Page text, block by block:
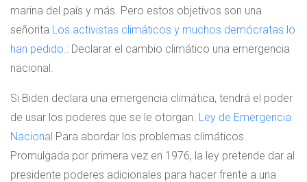
marina del país y más. Pero estos objetivos son una
señorita Los activistas climáticos y muchos demócratas lo
han pedido.: Declarar el cambio climático una emergencia
nacional.
Si Biden declara una emergencia climática, tendrá el poder
de usar los poderes que se le otorgan. Ley de Emergencia
Nacional Para abordar los problemas climáticos.
Promulgada por primera vez en 1976, la ley pretende dar al
presidente poderes adicionales para hacer frente a una